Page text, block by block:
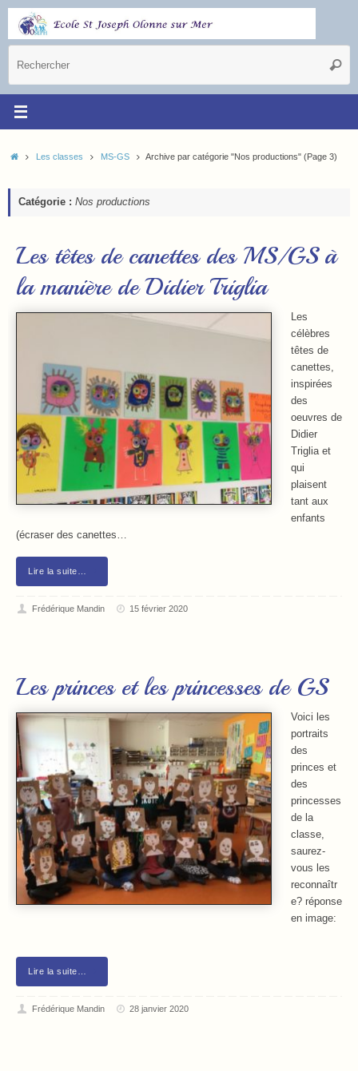
Les classes MS-GS Archive par catégorie "Nos productions" (Page 3)
Catégorie : Nos productions
Les têtes de canettes des MS/GS à
la manière de Didier Triglia
Les
célèbres
têtes de
canettes,
inspirées
des
oeuvres de
Didier
Triglia et
qui
plaisent
tant aux
enfants
(écraser des canettes…
Lire la suite…
Frédérique Mandin 15 février 2020
Les princes et les princesses de GS
Voici les
portraits
des
princes et
des
princesses
de la
classe,
saurez-
vous les
reconnaîtr
e? réponse
en image:
Lire la suite…
Frédérique Mandin 28 janvier 2020